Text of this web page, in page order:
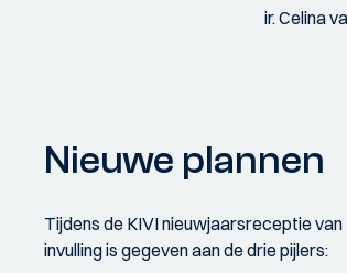
ir. Celina
Nieuwe plannen
Tijdens de KIVI nieuwjaarsreceptie
invulling is gegeven aan de drie pijlers: